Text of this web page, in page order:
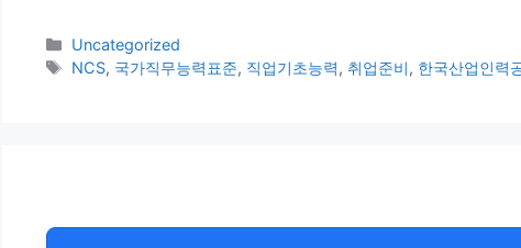
카
테
Uncategorized
태
NCS, 국가직무능력표준, 직업기초능력, 취업준비, 한국산업인력